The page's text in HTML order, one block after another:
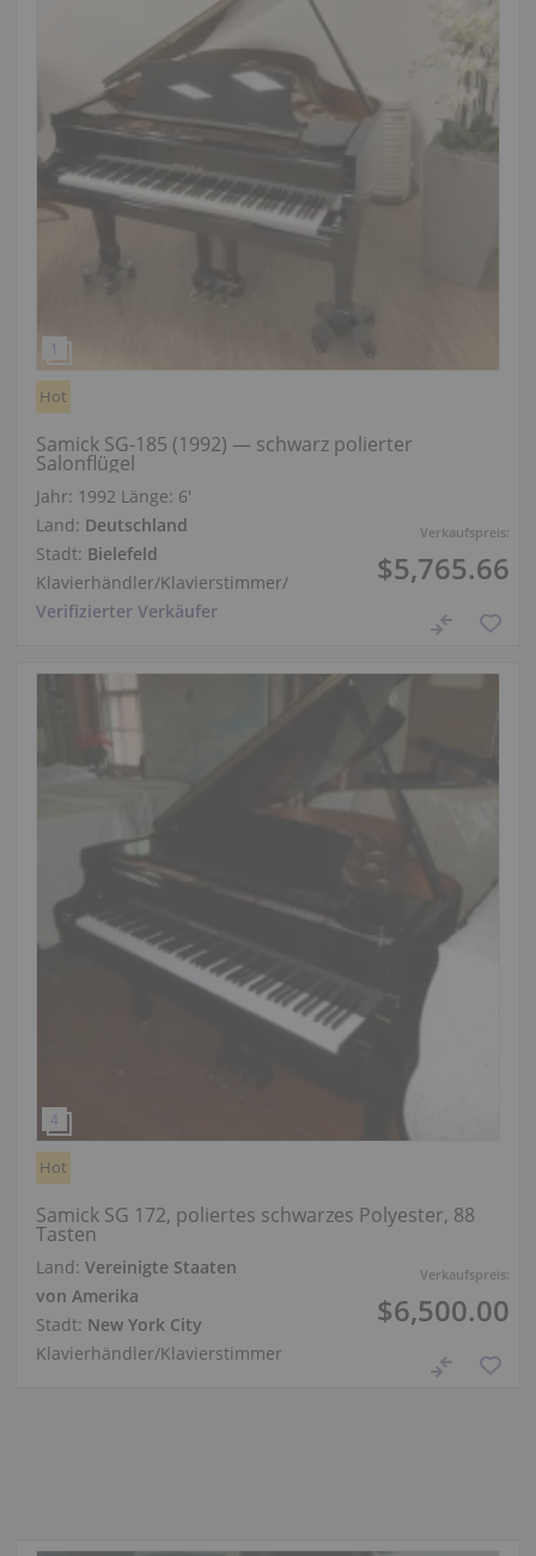
Verkaufspreis:
$5,765.66
Hot
Samick SG-185 (1992) — schwarz polierter
Salonflügel
Jahr: 1992 Länge: 6′
Land: Deutschland
Stadt: Bielefeld
Klavierhändler/Klavierstimmer/
Verifizierter Verkäufer
Verkaufspreis:
$6,500.00
Hot
Samick SG 172, poliertes schwarzes Polyester, 88
Tasten
Land: Vereinigte Staaten
von Amerika
Stadt: New York City
Klavierhändler/Klavierstimmer